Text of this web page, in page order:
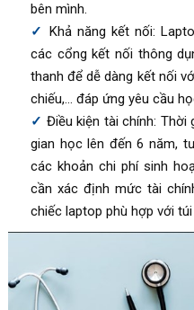
bên mình.
Khả năng kết nối:
các cổng kết nối thông
thanh để dễ dàng kết nối
chiếu,… đáp ứng yêu cầu
Điều kiện tài chính: Thời
gian học lên đến 6 năm,
các khoản chi phí sinh
cần xác định mức tài
chiếc laptop phù hợp với túi